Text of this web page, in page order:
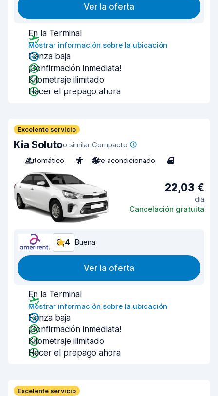
Ver la oferta
En la Terminal
Mostrar información sobre la ubicación
Fianza baja
¡Confirmación inmediata!
Kilometraje ilimitado
Hacer el prepago ahora
Excelente servicio
Kia Solutoo similar Compacto
Automático
5 Aire acondicionado 4
22,03 €
día
Cancelación gratuita
8,4 Buena
Ver la oferta
En la Terminal
Mostrar información sobre la ubicación
Fianza baja
¡Confirmación inmediata!
Kilometraje ilimitado
Hacer el prepago ahora
Excelente servicio